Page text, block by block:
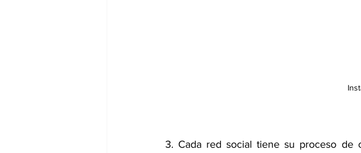
3. Cada red social tiene su proceso de